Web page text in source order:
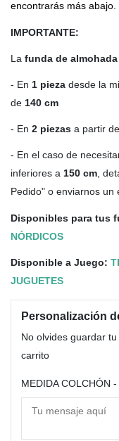
encontrarás más abajo.
IMPORTANTE:
La funda de almohada
- En 1 pieza desde la
de 140 cm
- En 2 piezas a partir
- En el caso de
inferiores a 150 cm,
Pedido" o enviarnos un
Disponibles para tus
NÓRDICOS
Disponible a Juego:
JUGUETES
Personalización
No olvides guardar
carrito
MEDIDA COLCHÓN